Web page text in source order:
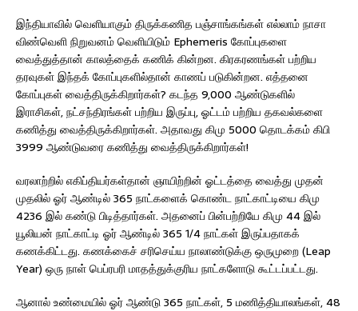
இந்தியாவில் வெளியாகும் திருக்கணித பஞ்சாங்கங்கள் எல்லாம் நாசா
விண்வெளி நிறுவனம் வெளியிடும் Ephemeris கோப்புகளை
வைத்துத்தான் காலத்தைக் கணிக் கின்றன. கிரகரணங்கள் பற்றிய
தரவுகள் இந்தக் கோப்புகளில்தான் காணப் படுகின்றன. எத்தனை
கோப்புகள் வைத்திருக்கிறார்கள்? கடந்த 9,000 ஆண்டுகளில்
இராசிகள், நட்சந்திரங்கள் பற்றிய இருப்பு, ஓட்டம் பற்றிய தகவல்களை
கணித்து வைத்திருக்கிறார்கள். அதாவது கிமு 5000 தொடக்கம் கிபி
3999 ஆண்டுவரை கணித்து வைத்திருக்கிறார்கள்!
வரலாற்றில் எகிப்தியர்கள்தான் ஞாயிற்றின் ஓட்டத்தை வைத்து முதன்
முதலில் ஓர் ஆண்டில் 365 நாட்களைக் கொண்ட நாட்காட்டியை கிமு
4236 இல் கண்டு பிடித்தார்கள். அதனைப் பின்பற்றியே கிமு 44 இல்
யூலியன் நாட்காட்டி ஓர் ஆண்டில் 365 1/4 நாட்கள் இருப்பதாகக்
கணக்கிட்டது. கணக்கைச் சரிசெய்ய நாலாண்டுக்கு ஒருமுறை (Leap
Year) ஒரு நாள் பெப்ரபரி மாதத்துக்குரிய நாட்களோடு கூட்டப்பட்டது.
ஆனால் உண்மையில் ஓர் ஆண்டு 365 நாட்கள், 5 மணித்தியாலங்கள், 48